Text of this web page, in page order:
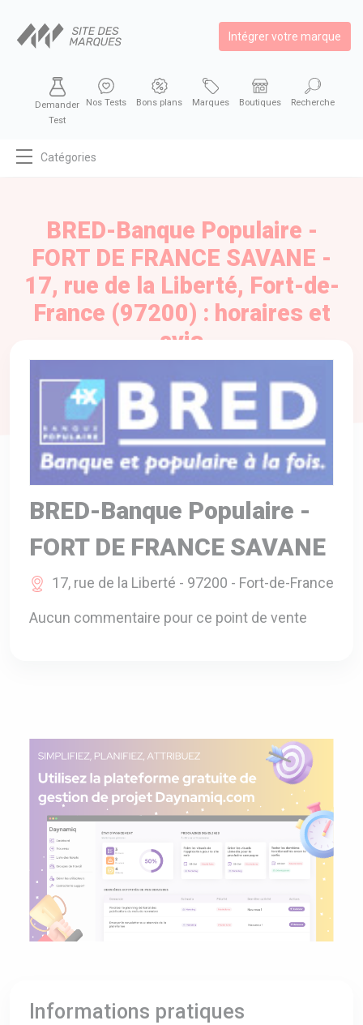
Intégrer votre marque
Demander
Test
Nos Tests Bons plans Marques Boutiques Recherche
Catégories
HIGH-TECH
BIEN CHEZ SOI
A VOTRE SERVICE
BIO & ENVIRONNEMENT
ENTREPRISE
ANIMAUX
BRED-Banque Populaire -
FORT DE FRANCE SAVANE -
17, rue de la Liberté, Fort-de-
France (97200) : horaires et
avis
BRED-Banque Populaire -
FORT DE FRANCE SAVANE
17, rue de la Liberté - 97200 - Fort-de-France
Aucun commentaire pour ce point de vente
Informations pratiques